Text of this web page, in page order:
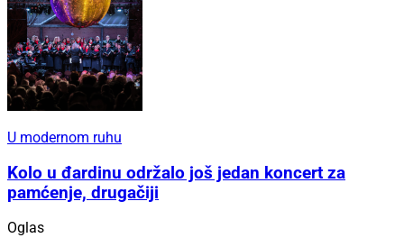
U modernom ruhu
Kolo u đardinu održalo još jedan koncert za
pamćenje, drugačiji
Oglas